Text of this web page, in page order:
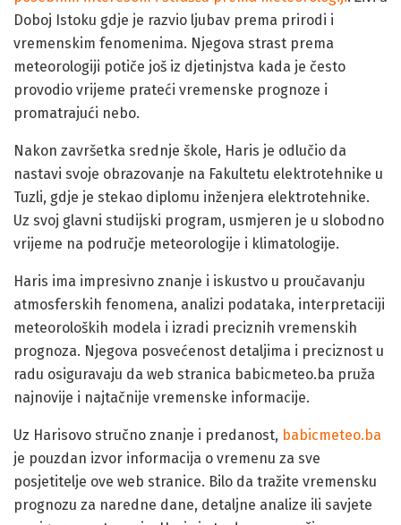
Doboj Istoku gdje je razvio ljubav prema prirodi i
vremenskim fenomenima. Njegova strast prema
meteorologiji potiče još iz djetinjstva kada je često
provodio vrijeme prateći vremenske prognoze i
promatrajući nebo.
Nakon završetka srednje škole, Haris je odlučio da
nastavi svoje obrazovanje na Fakultetu elektrotehnike u
Tuzli, gdje je stekao diplomu inženjera elektrotehnike.
Uz svoj glavni studijski program, usmjeren je u slobodno
vrijeme na područje meteorologije i klimatologije.
Haris ima impresivno znanje i iskustvo u proučavanju
atmosferskih fenomena, analizi podataka, interpretaciji
meteoroloških modela i izradi preciznih vremenskih
prognoza. Njegova posvećenost detaljima i preciznost u
radu osiguravaju da web stranica babicmeteo.ba pruža
najnovije i najtačnije vremenske informacije.
Uz Harisovo stručno znanje i predanost, babicmeteo.ba
je pouzdan izvor informacija o vremenu za sve
posjetitelje ove web stranice. Bilo da tražite vremensku
prognozu za naredne dane, detaljne analize ili savjete